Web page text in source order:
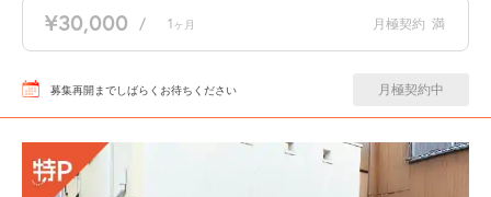
¥30,000 / 1 ヶ月 月極契約 満
募集再開までしばらくお待ちください 月極契約中